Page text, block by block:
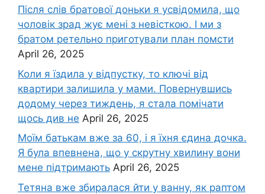
Після слів братової доньки я усвідомила, що
чоловік зpад жує мені з невісткою. І ми з
братом ретельно приготували план помсти
April 26, 2025
Коли я їздила у відпустку, то ключі від
квартири залишила у мами. Повернувшись
додому через тиждень, я стала помічати
щось див не April 26, 2025
Моїм батькам вже за 60, і я їхня єдина дочка.
Я була впевнена, що у скрутну хвилину вони
мене підтримають April 26, 2025
Тетяна вже збиралася йти у ванну, як раптом